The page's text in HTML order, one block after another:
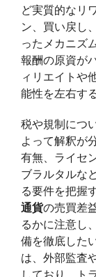
ど実質的なリ
ン、買い戻し
ったメカニズ
報酬の原資が
ィリエイトや
能性を左右する
税や規制につ
よって解釈が
有無、ライセ
ブラルタルな
る要件を把握
通貨の売買差
るかに注意し
備を徹底した
は、外部監査